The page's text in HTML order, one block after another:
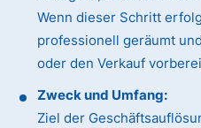
Wenn dieser Schritt
professionell geräumt
oder den Verkauf
Zweck und Umfang:
Ziel der